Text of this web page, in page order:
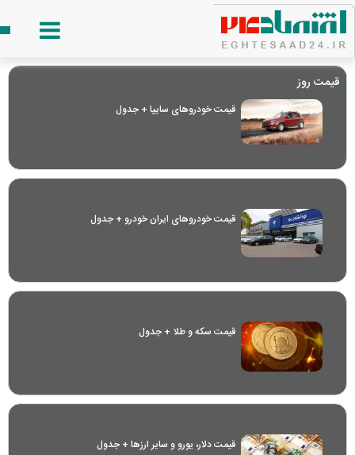
قیمت روز
قیمت خودرو‌های سایپا + جدول
قیمت خودرو‌های ایران خودرو + جدول
قیمت سکه و طلا + جدول
قیمت دلار، یورو و سایر ارز‌ها + جدول